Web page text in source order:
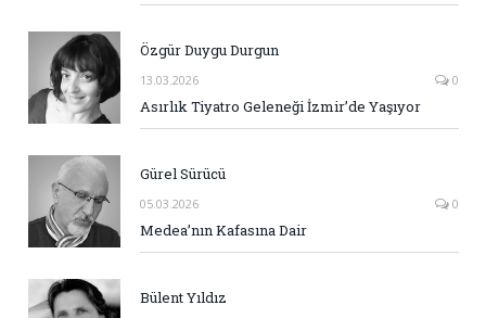
Özgür Duygu Durgun
13.03.2026 0
Asırlık Tiyatro Geleneği İzmir’de Yaşıyor
Gürel Sürücü
05.03.2026 0
Medea’nın Kafasına Dair
Bülent Yıldız